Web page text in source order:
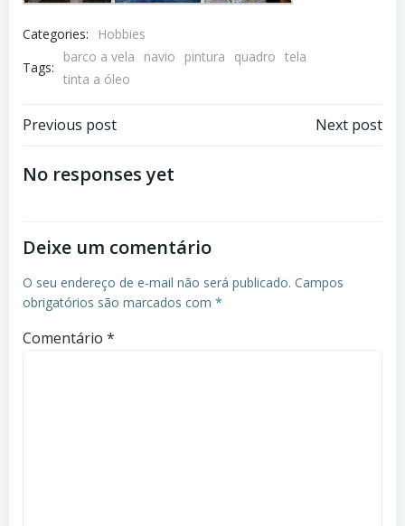
Categories:
Hobbies
Tags:
barco a vela navio pintura quadro tela
tinta a óleo
Post
navigation
Previous post Next post
No responses yet
Deixe um comentário
O seu endereço de e-mail não será publicado. Campos
obrigatórios são marcados com *
Comentário *